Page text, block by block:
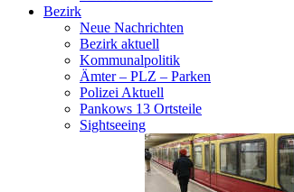
Bezirk
Neue Nachrichten
Bezirk aktuell
Kommunalpolitik
Ämter – PLZ – Parken
Polizei Aktuell
Pankows 13 Ortsteile
Sightseeing